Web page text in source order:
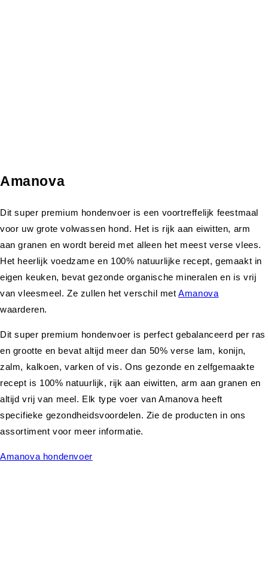
Amanova
Dit super premium hondenvoer is een voortreffelijk feestmaal
voor uw grote volwassen hond. Het is rijk aan eiwitten, arm
aan granen en wordt bereid met alleen het meest verse vlees.
Het heerlijk voedzame en 100% natuurlijke recept, gemaakt in
eigen keuken, bevat gezonde organische mineralen en is vrij
van vleesmeel. Ze zullen het verschil metAmanova
waarderen.
Dit super premium hondenvoer is perfect gebalanceerd per ras
en grootte en bevat altijd meer dan 50% verse lam, konijn,
zalm, kalkoen, varken of vis. Ons gezonde en zelfgemaakte
recept is 100% natuurlijk, rijk aan eiwitten, arm aan granen en
altijd vrij van meel. Elk type voer van Amanova heeft
specifieke gezondheidsvoordelen. Zie de producten in ons
assortiment voor meer informatie.
Amanova hondenvoer